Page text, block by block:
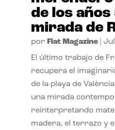
de los años
mirada de
por Flat Magazine|
El último trabajo de
recupera el
de la playa de
una mirada
reinterpretando
madera, el terrazo y